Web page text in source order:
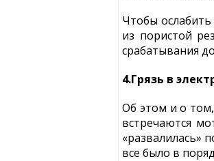
Чтобы
из пористой
срабатывания
4.Грязь в
Об этом и о
встречаются
«развалилась»
все было в